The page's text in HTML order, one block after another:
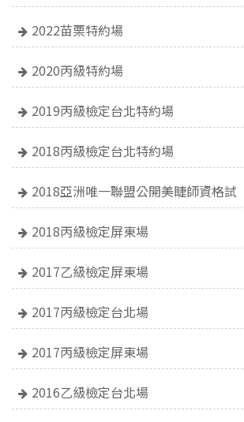
2022苗栗特約場
2020丙級特約場
2019丙級檢定台北特約場
2018丙級檢定台北特約場
2018亞洲唯一聯盟公開美睫師資格試
2018丙級檢定屏東場
2017乙級檢定屏東場
2017丙級檢定台北場
2017丙級檢定屏東場
2016乙級檢定台北場